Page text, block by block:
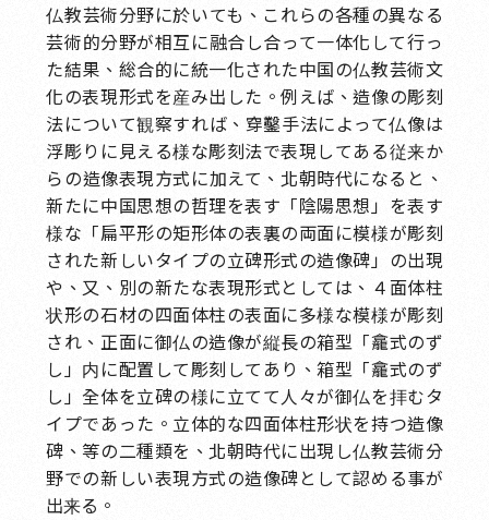
仏教芸術分野に於いても、これらの各種の異なる
芸術的分野が相互に融合し合って一体化して行っ
た結果、総合的に統一化された中国の仏教芸術文
化の表現形式を産み出した。例えば、造像の彫刻
法について観察すれば、穿鑿手法によって仏像は
浮彫りに見える様な彫刻法で表現してある従来か
らの造像表現方式に加えて、北朝時代になると、
新たに中国思想の哲理を表す「陰陽思想」を表す
様な「扁平形の矩形体の表裏の両面に模様が彫刻
された新しいタイプの立碑形式の造像碑」の出現
や、又、別の新たな表現形式としては、４面体柱
状形の石材の四面体柱の表面に多様な模様が彫刻
され、正面に御仏の造像が縦長の箱型「龕式のず
し」内に配置して彫刻してあり、箱型「龕式のず
し」全体を立碑の様に立てて人々が御仏を拝むタ
イプであった。立体的な四面体柱形状を持つ造像
碑、等の二種類を、北朝時代に出現し仏教芸術分
野での新しい表現方式の造像碑として認める事が
出来る。